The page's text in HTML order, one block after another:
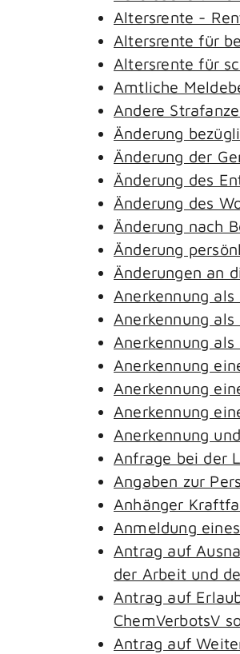
Altersrente -
Altersrente für
Altersrente für
Amtliche
Andere
Änderung
Änderung der
Änderung des
Änderung des
Änderung nach
Änderung
Änderungen an
Anerkennung
Anerkennung
Anerkennung
Anerkennung
Anerkennung
Anerkennung
Anerkennung
Anfrage bei der
Angaben zur
Anhänger
Anmeldung
Antrag auf
der Arbeit und
Antrag auf
ChemVerbotsV
Antrag auf